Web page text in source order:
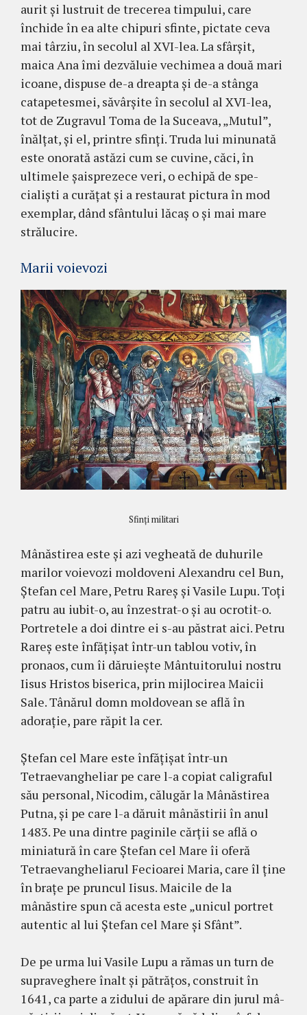
aurit și lustruit de trecerea timpului, care
închide în ea alte chipuri sfinte, pictate ceva
mai târziu, în se­colul al XVI-lea. La sfârșit,
maica Ana îmi dez­văluie vechimea a două mari
icoane, dispuse de-a dreapta și de-a stânga
catapetesmei, săvârșite în secolul al XVI-lea,
tot de Zugravul Toma de la Suceava, „Mutul”,
înălțat, și el, printre sfinți. Truda lui minunată
este onorată astăzi cum se cuvine, căci, în
ultimele șaisprezece veri, o echipă de spe­
cialiști a curățat și a restaurat pictura în mod
exem­plar, dând sfântului lăcaș o și mai mare
strălucire.
Marii voievozi
Sfinți militari
Mânăstirea este și azi vegheată de duhurile
ma­rilor voievozi moldoveni Alexandru cel Bun,
Ște­fan cel Mare, Petru Rareș și Vasile Lupu. Toți
patru au iubit-o, au înzestrat-o și au ocrotit-o.
Portretele a doi dintre ei s-au păstrat aici. Petru
Rareș este înfățișat într-un tablou votiv, în
pronaos, cum îi dă­ruiește Mântuitorului nostru
Iisus Hristos biserica, prin mijlocirea Mai­cii
Sale. Tânărul domn moldo­vean se află în
adorație, pare răpit la cer.
Ștefan cel Mare este înfățișat în­tr-un
Tetraevan­gheliar pe care l-a co­piat caligraful
său personal, Ni­co­dim, călugăr la Mânăstirea
Putna, și pe care l-a dăruit mânăstirii în anul
1483. Pe una dintre paginile căr­ții se află o
miniatură în care Ște­fan cel Mare îi oferă
Tetraevan­ghe­liarul Fecioarei Maria, care îl ține
în brațe pe pruncul Iisus. Maicile de la
mânăstire spun că acesta este „unicul portret
au­ten­tic al lui Ște­fan cel Mare și Sfânt”.
De pe urma lui Vasile Lupu a ră­mas un turn de
supraveghere înalt și pătrățos, construit în
1641, ca parte a zidului de apărare din jurul mâ­